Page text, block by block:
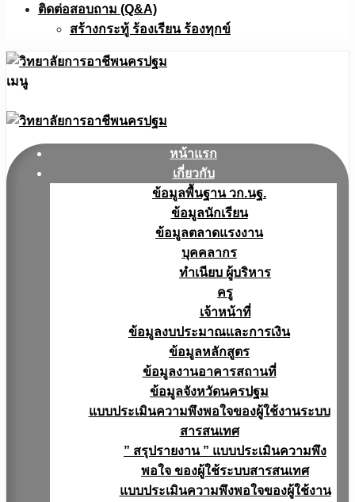
ติดต่อสอบถาม (Q&A)
สร้างกระทู้ ร้องเรียน ร้องทุกข์
เมนู
หน้าแรก
เกี่ยวกับ
ข้อมูลพื้นฐาน วก.นฐ.
ข้อมูลนักเรียน
ข้อมูลตลาดแรงงาน
บุคคลากร
ทำเนียบ ผู้บริหาร
ครู
เจ้าหน้าที่
ข้อมูลงบประมาณเเละการเงิน
ข้อมูลหลักสูตร
ข้อมูลงานอาคารสถานที่
ข้อมูลจังหวัดนครปฐม
แบบประเมินความพึงพอใจของผู้ใช้งานระบบ
สารสนเทศ
” สรุปรายงาน ” แบบประเมินความพึง
พอใจ ของผู้ใช้ระบบสารสนเทศ
แบบประเมินความพึงพอใจของผู้ใช้งาน